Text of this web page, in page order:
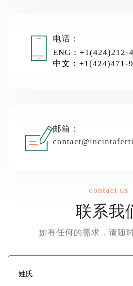
电话：
ENG：+1(424)212-
中文：+1(424)471-
邮箱：
contact us
联系我
如有任何的需求，请随